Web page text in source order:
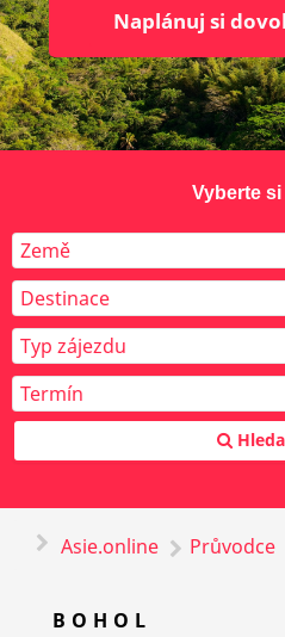
Vyberte si
Asie.online Průvodce
BOHOL